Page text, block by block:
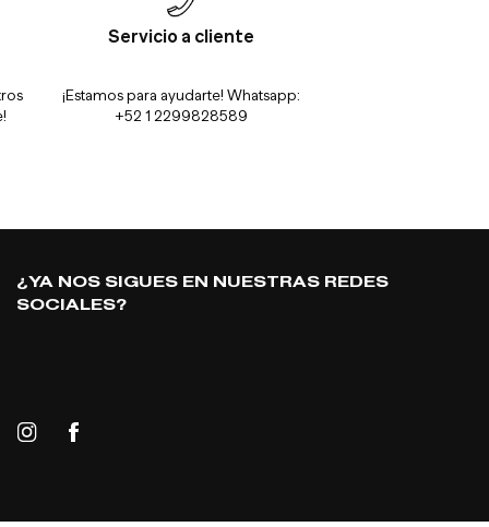
Servicio a cliente
¡Estamos para ayudarte! Whatsapp:
+52 1 2299828589
¿YA NOS SIGUES EN NUESTRAS REDES
SOCIALES?
InstagramFacebook